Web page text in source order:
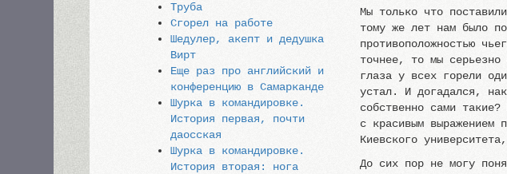
Труба
Сгорел на работе
Шедулер, акепт и дедушка
Вирт
Еще раз про английский и
конференцию в Самарканде
Шурка в командировке.
История первая, почти
даосская
Шурка в командировке.
История вторая: нога
Мы только что
тому же лет нам было
противоположностью
точнее, то мы серьезно
глаза у всех горели
устал. И догадался,
собственно сами
с красивым выражением
Киевского
До сих пор не могу